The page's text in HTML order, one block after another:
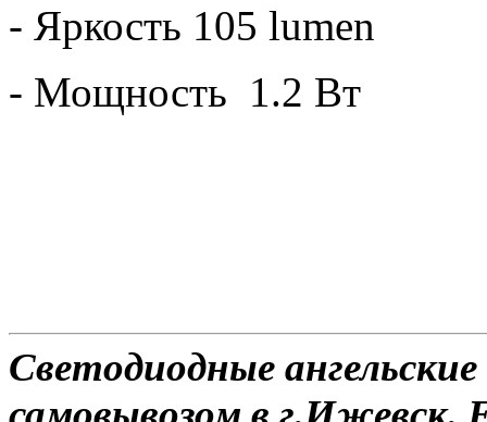
- Яркость 105 lumen
- Мощность 1.2 Вт
Светодиодные